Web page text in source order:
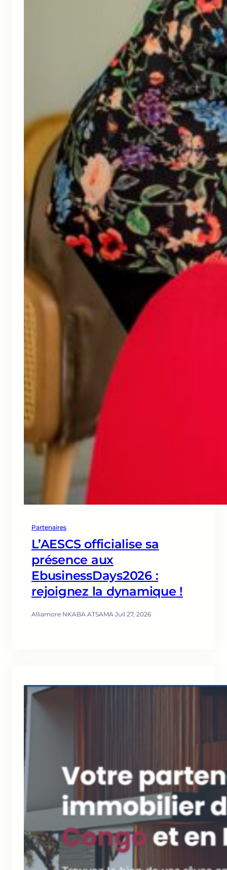
Partenaires
L’AESCS officialise sa
présence aux
EbusinessDays2026 :
rejoignez la dynamique !
Alliamore NKABA ATSAMA·Juil 27, 2026